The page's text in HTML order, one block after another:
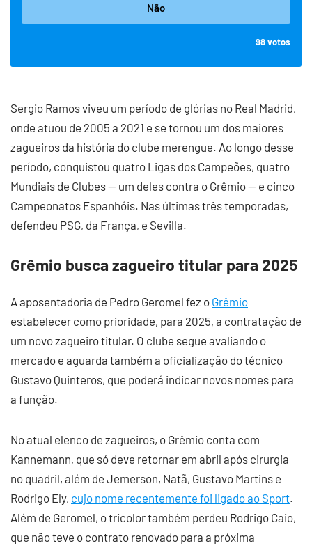
Não
98votos
Sergio Ramos viveu um período de glórias no Real Madrid,
onde atuou de 2005 a 2021 e se tornou um dos maiores
zagueiros da história do clube merengue. Ao longo desse
período, conquistou quatro Ligas dos Campeões, quatro
Mundiais de Clubes — um deles contra o Grêmio — e cinco
Campeonatos Espanhóis. Nas últimas três temporadas,
defendeu PSG, da França, e Sevilla.
Grêmio busca zagueiro titular para 2025
A aposentadoria de Pedro Geromel fez o Grêmio
estabelecer como prioridade, para 2025, a contratação de
um novo zagueiro titular. O clube segue avaliando o
mercado e aguarda também a oficialização do técnico
Gustavo Quinteros, que poderá indicar novos nomes para
a função.
No atual elenco de zagueiros, o Grêmio conta com
Kannemann, que só deve retornar em abril após cirurgia
no quadril, além de Jemerson, Natã, Gustavo Martins e
Rodrigo Ely, cujo nome recentemente foi ligado ao Sport.
Além de Geromel, o tricolor também perdeu Rodrigo Caio,
que não teve o contrato renovado para a próxima